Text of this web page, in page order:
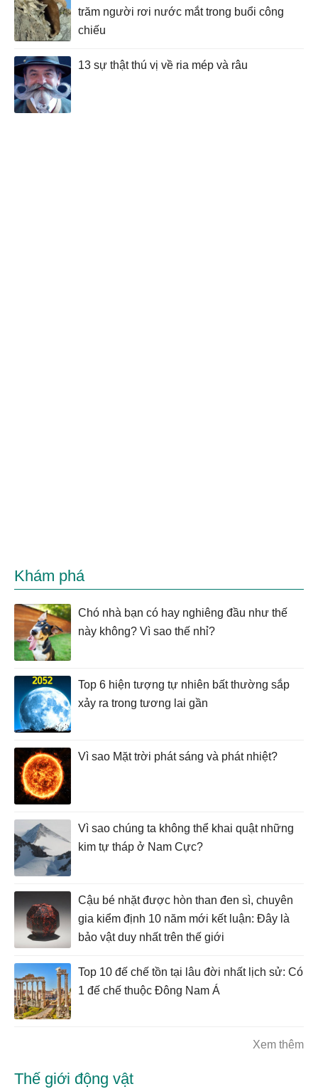
trăm người rơi nước mắt trong buổi công
chiếu
13 sự thật thú vị về ria mép và râu
Khám phá
Chó nhà bạn có hay nghiêng đầu như thế
này không? Vì sao thế nhỉ?
Top 6 hiện tượng tự nhiên bất thường sắp
xảy ra trong tương lai gần
Vì sao Mặt trời phát sáng và phát nhiệt?
Vì sao chúng ta không thể khai quật những
kim tự tháp ở Nam Cực?
Cậu bé nhặt được hòn than đen sì, chuyên
gia kiểm định 10 năm mới kết luận: Đây là
bảo vật duy nhất trên thế giới
Top 10 đế chế tồn tại lâu đời nhất lịch sử: Có
1 đế chế thuộc Đông Nam Á
Xem thêm
Thế giới động vật